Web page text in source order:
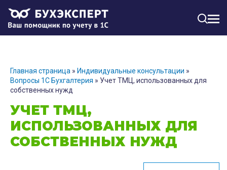
Главная страница » Индивидуальные консультации »
Вопросы 1С Бухгалтерия » Учет ТМЦ, использованных для
собственных нужд
УЧЕТ ТМЦ,
ИСПОЛЬЗОВАННЫХ ДЛЯ
СОБСТВЕННЫХ НУЖД